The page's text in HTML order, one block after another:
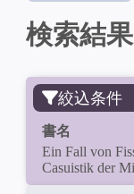
検索結果
絞込条件
書名
Ein Fall von
Casuistik der